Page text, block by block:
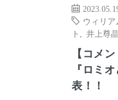
ウィリア
ト
井上尊晶
【コメ
『ロミ
表！！